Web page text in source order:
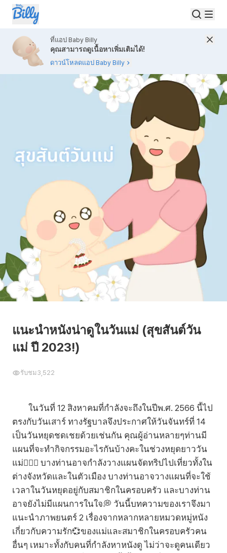
ที่แอป Baby Billy
คุณสามารถดูเนื้อหาเพิ่มเติมได้!
ดาวน์โหลดแอป Baby Billy
แนะนำหนังน่าดูในวันแม่ (สุขสันต์วัน
แม่ ปี 2023!)
รับชม3,522
ในวันที่ 12 สิงหาคมที่กำลังจะถึงในปีพ.ศ. 2566 นี้ไป
ตรงกับวันเสาร์ ทางรัฐบาลจึงประกาศให้วันจันทร์ที่ 14
เป็นวันหยุดชดเชยด้วยเช่นกัน คุณผู้อ่านหลายๆท่านมี
แผนที่จะทำกิจกรรมอะไรกันบ้างคะในช่วงหยุดยาววัน
แม่🙋🏻‍♀️ บางท่านอาจกำลังวางแผนจัดทริปไปเที่ยวทั้งใน
ต่างจังหวัดและในตัวเมือง บางท่านอาจวางแผนที่จะใช้
เวลาในวันหยุดอยู่กับสมาชิกในครอบครัว และบางท่าน
อาจยังไม่มีแผนการในใจ💭 วันนี้บทความของเราจึงมา
แนะนำภาพยนตร์ 2 เรื่องจากหลากหลายหมวดหมู่หนัง
เกี่ยวกับความรัก💞ของแม่และสมาชิกในครอบครัวคน
อื่นๆ เหมาะทั้งกับคนที่กำลังหาหนังดู ไม่ว่าจะดูคนเดียว